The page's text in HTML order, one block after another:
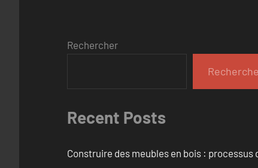
Rechercher
Recent Posts
Construire des meubles en bois : processus